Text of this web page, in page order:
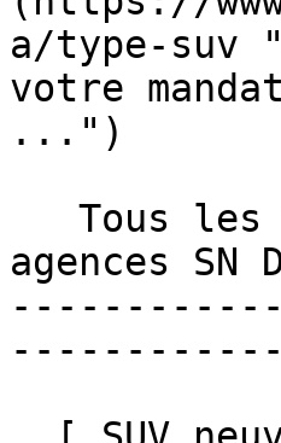
a/type-suv
votre
...")
agences